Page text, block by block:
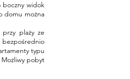
boczny widok
domu można
plaży ze
bezpośrednio
typu
pobyt